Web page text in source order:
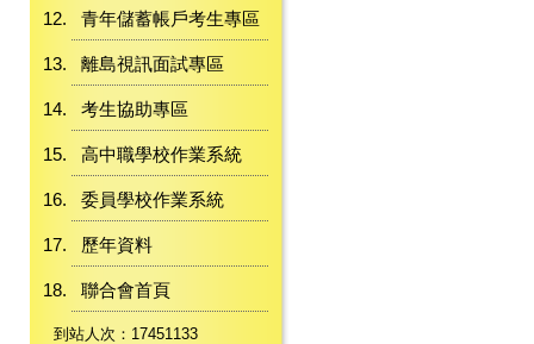
青年儲蓄帳戶考生專區
離島視訊面試專區
考生協助專區
高中職學校作業系統
委員學校作業系統
歷年資料
聯合會首頁
到站人次：17451133